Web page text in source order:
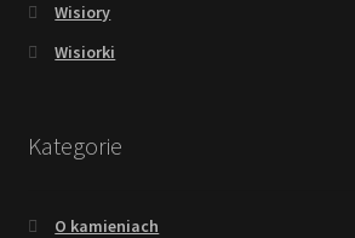
Wisiory
Wisiorki
Kategorie
O kamieniach